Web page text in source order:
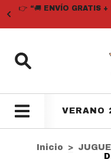
👉 “🚚 ENVÍO GRATIS
VERANO
Inicio >